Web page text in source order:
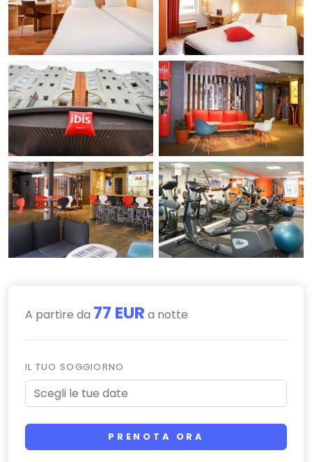
A partire da 77 EUR a notte
IL TUO SOGGIORNO
PRENOTA ORA